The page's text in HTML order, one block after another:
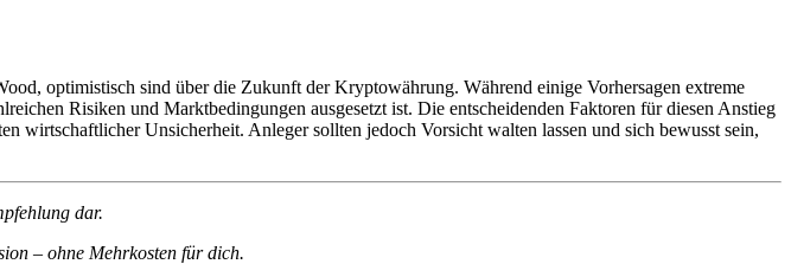
optimistisch sind über die Zukunft der Kryptowährung. Während einige Vorhersagen extreme
Risiken und Marktbedingungen ausgesetzt ist. Die entscheidenden Faktoren für diesen Anstieg
wirtschaftlicher Unsicherheit. Anleger sollten jedoch Vorsicht walten lassen und sich bewusst sein,
dar.
– ohne Mehrkosten für dich.